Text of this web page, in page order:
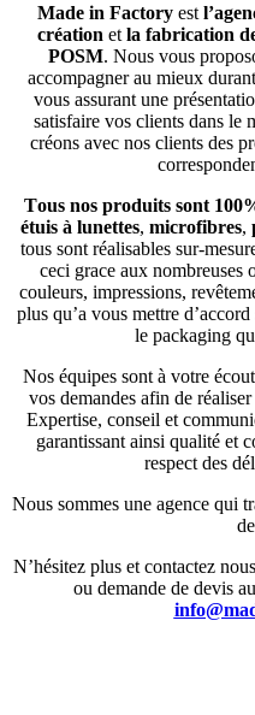
Made in Factory est
création et la fabrication
POSM. Nous vous
accompagner au mieux
vous assurant une
satisfaire vos clients dans le
créons avec nos clients des
Tous nos produits sont
étuis à lunettes, microfibres,
tous sont réalisables sur-
ceci grace aux nombreuses
couleurs, impressions,
plus qu’a vous mettre
le packaging
Nos équipes sont à votre
vos demandes afin de
Expertise, conseil et
garantissant ainsi qualité et
respect des
Nous sommes une agence qui
N’hésitez plus et contactez
ou demande de devis au